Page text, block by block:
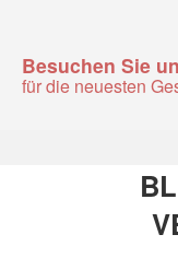
Besuchen Sie
für die neuesten